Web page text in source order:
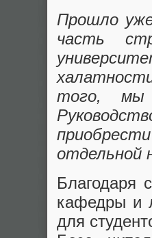
Прошло
часть
того, мы
отдельной
Благодаря
кафедры и
для